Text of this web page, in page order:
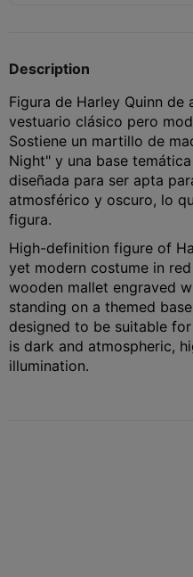
Description
Figura de Harley Quinn
vestuario clásico pero
Sostiene un martillo de
Night" y una base
diseñada para ser apta
atmosférico y oscuro, lo
figura.
High-definition figure of
yet modern costume in
wooden mallet engraved
standing on a themed
designed to be suitable
is dark and atmospheric,
illumination.